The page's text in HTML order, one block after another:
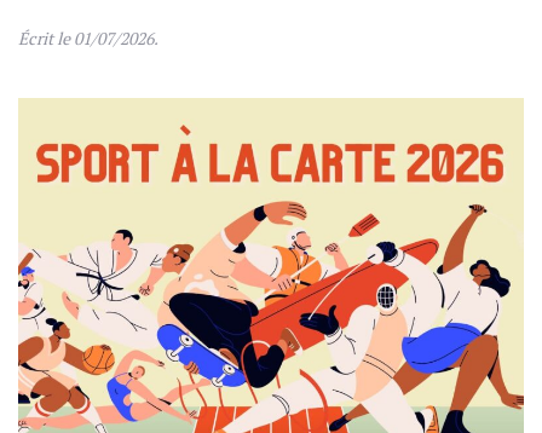
Écrit le01/07/2026.